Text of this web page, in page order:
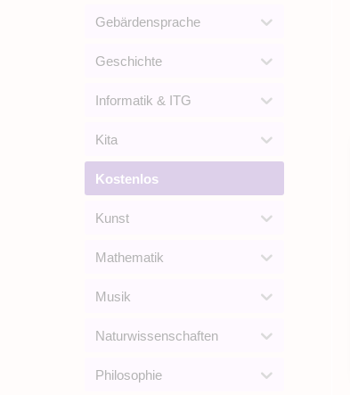
Gebärdensprache
Geschichte
Informatik & ITG
Kita
Kostenlos
Kunst
Mathematik
Musik
Naturwissenschaften
Philosophie